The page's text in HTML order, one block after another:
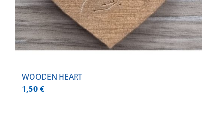
WOODEN HEART
1,50€